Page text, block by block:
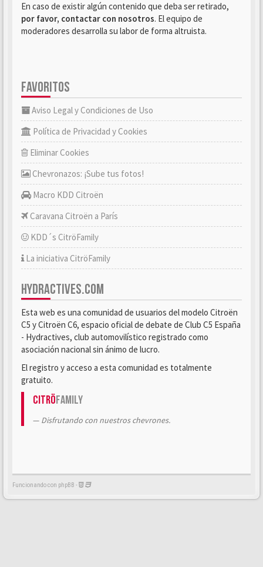
En caso de existir algún contenido que deba ser retirado,
por favor, contactar con nosotros. El equipo de
moderadores desarrolla su labor de forma altruista.
FAVORITOS
Aviso Legal y Condiciones de Uso
Política de Privacidad y Cookies
Eliminar Cookies
Chevronazos: ¡Sube tus fotos!
Macro KDD Citroën
Caravana Citroën a París
KDD´s CitröFamily
La iniciativa CitröFamily
HYDRACTIVES.COM
Esta web es una comunidad de usuarios del modelo Citroën
C5 y Citroën C6, espacio oficial de debate de Club C5 España
- Hydractives, club automovilístico registrado como
asociación nacional sin ánimo de lucro.
El registro y acceso a esta comunidad es totalmente
gratuito.
CitröFamily
Disfrutando con nuestros chevrones.
Funcionando con phpBB -